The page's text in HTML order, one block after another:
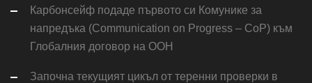
Карбонсейф подаде първото си Комунике за
напредъка (Communication on Progress – CoP) към
Глобалния договор на ООН
Започна текущият цикъл от теренни проверки в